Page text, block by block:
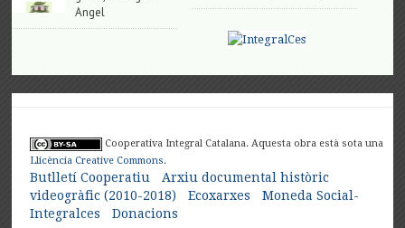
Angel
Cooperativa Integral Catalana. Aquesta obra està sota una
Llicència Creative Commons.
Butlletí Cooperatiu
Arxiu documental històric
videogràfic (2010-2018)
Ecoxarxes
Moneda Social-
Integralces
Donacions